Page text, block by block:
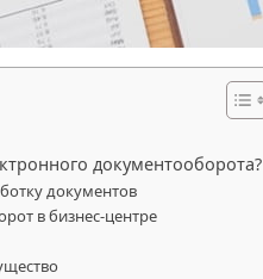
документооборота?
документов
в бизнес-центре